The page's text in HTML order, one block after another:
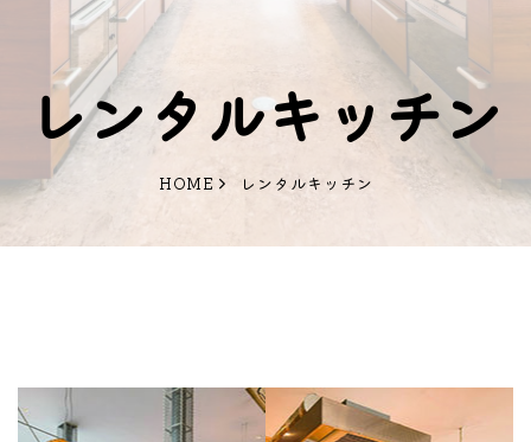
レンタルキッチン
HOME レンタルキッチン